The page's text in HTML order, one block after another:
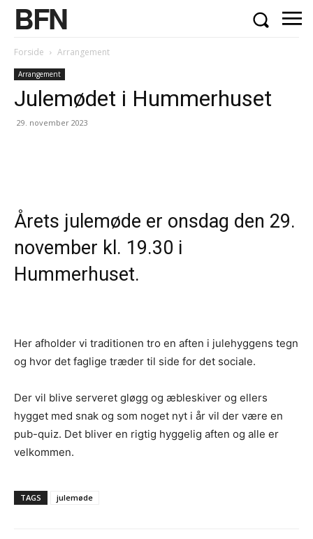
BFN
Forside Arrangement
Arrangement
Julemødet i Hummerhuset
29. november 2023
Årets julemøde er onsdag den 29.
november kl. 19.30 i
Hummerhuset.
Her afholder vi traditionen tro en aften i julehyggens tegn
og hvor det faglige træder til side for det sociale.
Der vil blive serveret gløgg og æbleskiver og ellers
hygget med snak og som noget nyt i år vil der være en
pub-quiz. Det bliver en rigtig hyggelig aften og alle er
velkommen.
TAGS julemøde